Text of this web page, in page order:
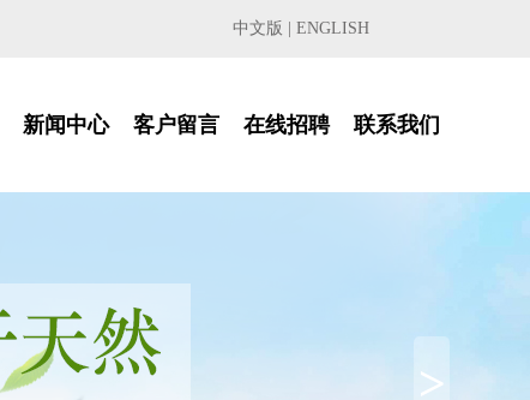
中文版 ENGLISH
新闻中心 客户留言 在线招聘 联系我们
>